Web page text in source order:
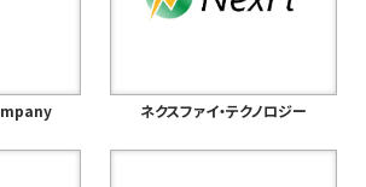
ネクスファイ・テクノロジー